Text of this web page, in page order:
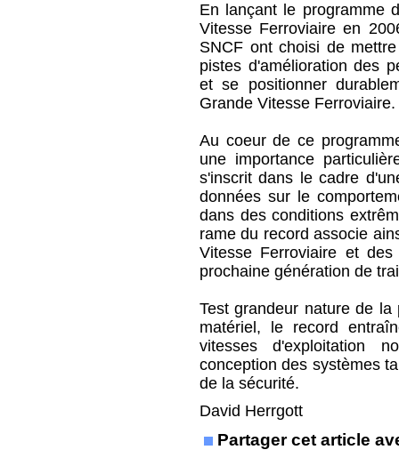
En lançant le programme
Vitesse Ferroviaire en
SNCF ont choisi de
pistes d'amélioration des
et se positionner
Grande Vitesse Ferroviaire.
Au coeur de ce
une importance
s'inscrit dans le cadre
données sur le
dans des conditions
rame du record associe
Vitesse Ferroviaire et
prochaine génération de
Test grandeur nature de
matériel, le record
vitesses d'exploitation
conception des systèmes
de la sécurité.
David Herrgott
Partager cet article